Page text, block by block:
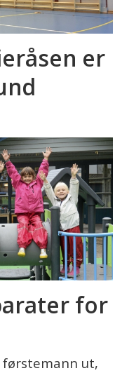
er
for
førstemann ut,